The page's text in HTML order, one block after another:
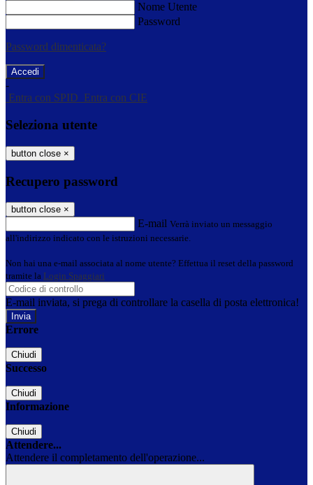
Nome Utente
Password
Password dimenticata?
-
Entra con SPID Entra con CIE
Seleziona utente
button close ×
Recupero password
button close ×
E-mail Verrà inviato un messaggio
all'indirizzo indicato con le istruzioni necessarie.
Non hai una e-mail associata al nome utente? Effettua il reset della password
tramite la Login Spaggiari
E-mail inviata, si prega di controllare la casella di posta elettronica!
Errore
Chiudi
Successo
Chiudi
Informazione
Chiudi
Attendere...
Attendere il completamento dell'operazione...